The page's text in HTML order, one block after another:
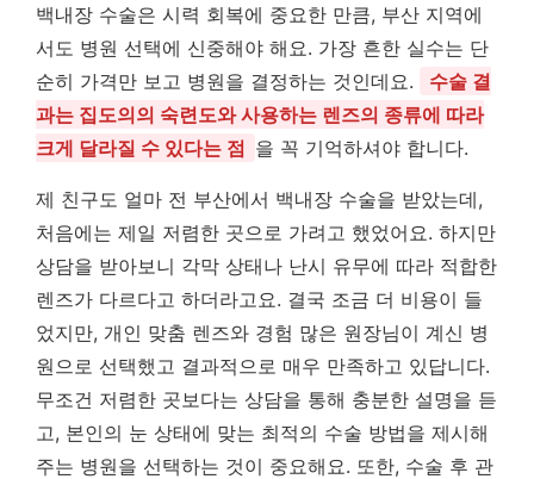
백내장 수술은 시력 회복에 중요한 만큼, 부산 지역에
서도 병원 선택에 신중해야 해요. 가장 흔한 실수는 단
순히 가격만 보고 병원을 결정하는 것인데요.
수술 결
과는 집도의의 숙련도와 사용하는 렌즈의 종류에 따라
크게 달라질 수 있다는 점 을 꼭 기억하셔야 합니다.
제 친구도 얼마 전 부산에서 백내장 수술을 받았는데,
처음에는 제일 저렴한 곳으로 가려고 했었어요. 하지만
상담을 받아보니 각막 상태나 난시 유무에 따라 적합한
렌즈가 다르다고 하더라고요. 결국 조금 더 비용이 들
었지만, 개인 맞춤 렌즈와 경험 많은 원장님이 계신 병
원으로 선택했고 결과적으로 매우 만족하고 있답니다.
무조건 저렴한 곳보다는 상담을 통해 충분한 설명을 듣
고, 본인의 눈 상태에 맞는 최적의 수술 방법을 제시해
주는 병원을 선택하는 것이 중요해요. 또한, 수술 후 관